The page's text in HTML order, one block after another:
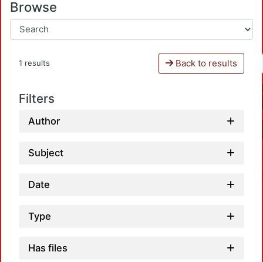
Browse
1 results Back to results
Filters
Author
Subject
Date
Type
Has files